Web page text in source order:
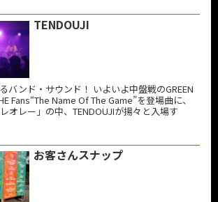
TENDOUJI
バンド・サウンド！ いよいよ中盤戦のGREEN
Fans“The Name Of The Game”を登場曲に、
オレー」の中、TENDOUJIが揚々と入場す
お客さんスナップ